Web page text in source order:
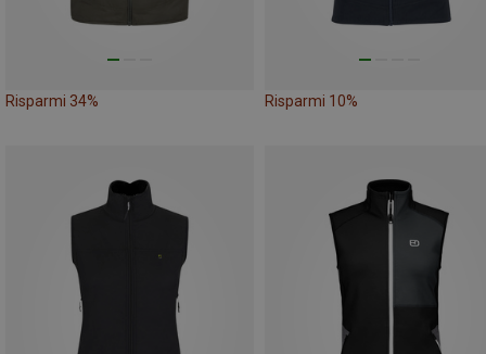
Risparmi 34% Risparmi 10%